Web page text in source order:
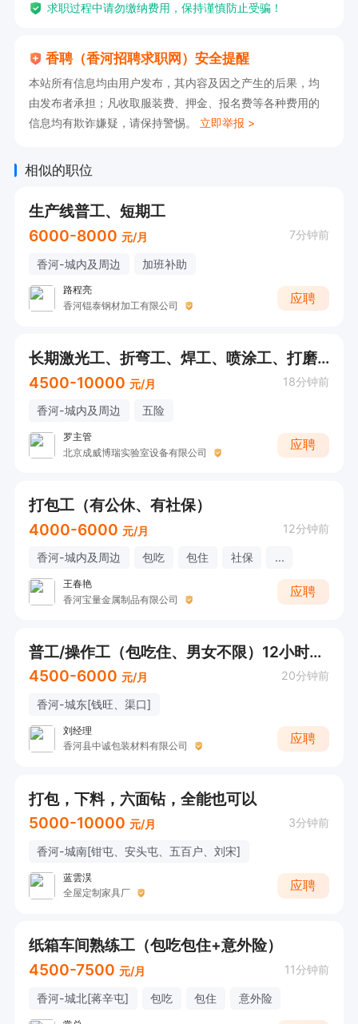
求职过程中请勿缴纳费用，保持谨慎防止受骗！
香聘（香河招聘求职网）安全提醒
本站所有信息均由用户发布，其内容及因之产生的后果，均
由发布者承担；凡收取服装费、押金、报名费等各种费用的
信息均有欺诈嫌疑，请保持警惕。 立即举报 >
相似的职位
生产线普工、短期工
6000-8000 元/月 7分钟前
香河-城内及周边 加班补助
路程亮
香河锟泰钢材加工有限公司
应聘
长期激光工、折弯工、焊工、喷涂工、打磨工、小工
4500-10000 元/月 18分钟前
香河-城内及周边 五险
罗主管
北京成威博瑞实验室设备有限公司
应聘
打包工（有公休、有社保）
4000-6000 元/月 12分钟前
香河-城内及周边 包吃 包住 社保 ...
王春艳
香河宝量金属制品有限公司
应聘
普工/操作工（包吃住、男女不限）12小时每天200元，10小时每天150元（月结）
4500-6000 元/月 20分钟前
香河-城东[钱旺、渠口]
刘经理
香河县中诚包装材料有限公司
应聘
打包，下料，六面钻，全能也可以
5000-10000 元/月 3分钟前
香河-城南[钳屯、安头屯、五百户、刘宋]
蓝雲淏
全屋定制家具厂
应聘
纸箱车间熟练工（包吃包住+意外险）
4500-7500 元/月 11分钟前
香河-城北[蒋辛屯] 包吃 包住 意外险